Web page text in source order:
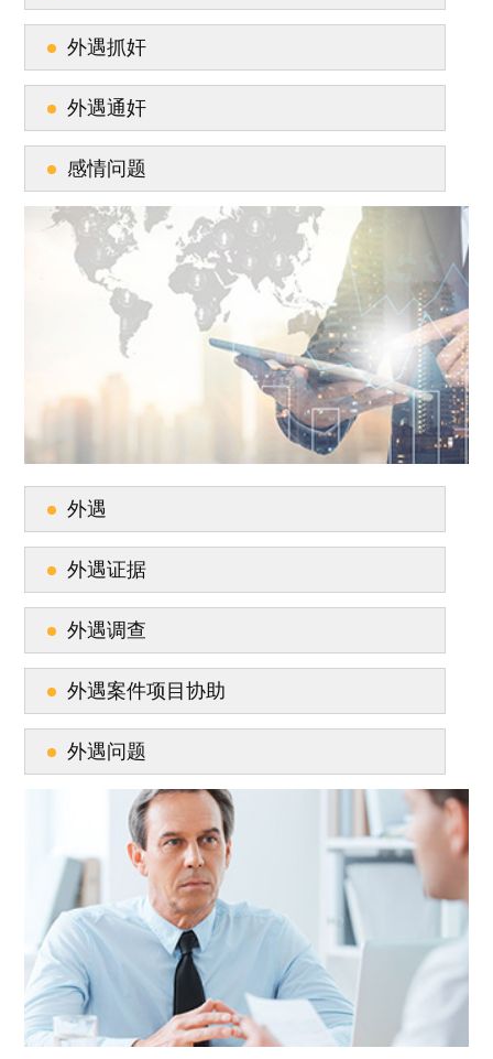
外遇抓奸
外遇通奸
感情问题
外遇
外遇证据
外遇调查
外遇案件项目协助
外遇问题